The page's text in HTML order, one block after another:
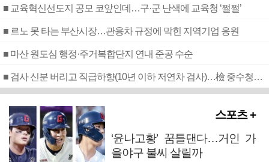
■ 교육혁신선도지 공모 코앞인데…구·군 난색에 교육청 ‘쩔쩔’
■ 르노 못 타는 부산시장…관용차 규정에 막힌 지역기업 응원
■ 마산 원도심 행정·주거복합단지 연내 준공 수순
■ 검사 신분 버리고 직급하향(10년 이하 저연차 검사)…檢 중수청행 기피
스포츠 +
‘윤나고황’ 꿈틀댄다…거인 가
을야구 불씨 살릴까